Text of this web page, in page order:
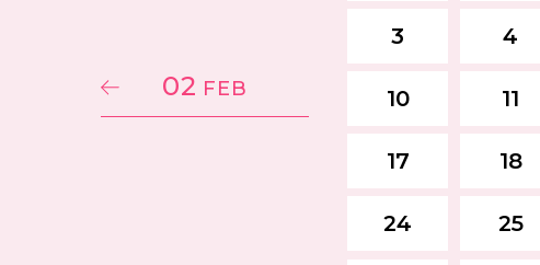
02 FEB
3 4
10 11
17 18
24 25